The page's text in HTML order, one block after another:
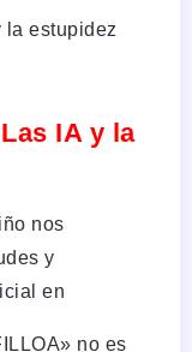
IA y la
nos
y
en